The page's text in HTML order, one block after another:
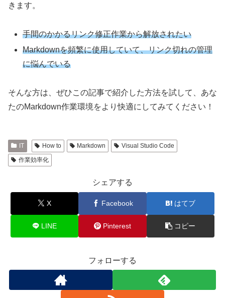
きます。
手間のかかるリンク修正作業から解放されたい
Markdownを頻繁に使用していて、リンク切れの管理
に悩んでいる
そんな方は、ぜひこの記事で紹介した方法を試して、あな
たのMarkdown作業環境をより快適にしてみてください！
IT How to Markdown
Visual Studio Code
作業効率化
シェアする
X Facebook はてブ
LINE Pinterest コピー
フォローする